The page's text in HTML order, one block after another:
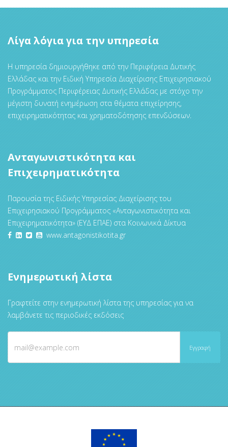
Λίγα λόγια για την υπηρεσία
Η υπηρεσία δημιουργήθηκε από την Περιφέρεια Δυτικής
Ελλάδας και την Ειδική Υπηρεσία Διαχείρισης Επιχειρησιακού
Προγράμματος Περιφέρειας Δυτικής Ελλάδας με στόχο την
μέγιστη δυνατή ενημέρωση στα θέματα επιχείρησης,
επιχειρηματικότητας και χρηματοδότησης επενδύσεων.
Ανταγωνιστικότητα και
Επιχειρηματικότητα
Παρουσία της Ειδικής Υπηρεσίας Διαχείρισης του
Επιχειρησιακού Προγράμματος «Ανταγωνιστικότητα και
Επιχειρηματικότητα» (ΕΥΔ ΕΠΑΕ) στα Κοινωνικά Δίκτυα
www.antagonistikotita.gr
Ενημερωτική λίστα
Γραφτείτε στην ενημερωτική λίστα της υπηρεσίας για να
λαμβάνετε τις περιοδικές εκδόσεις